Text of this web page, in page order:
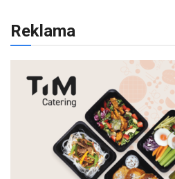
Reklama